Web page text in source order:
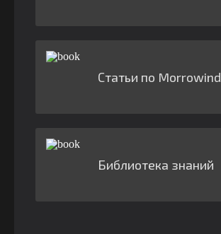
Статьи по Morrowind
Библиотека знаний